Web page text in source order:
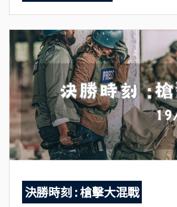
決勝時刻 : 槍擊大混戰